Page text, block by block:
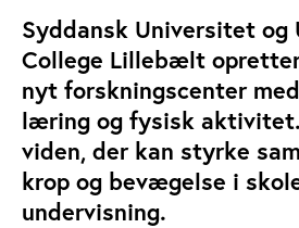
Syddansk Universitet og
College Lillebælt
nyt forskningscenter
læring og fysisk
viden, der kan styrke
krop og bevægelse i
undervisning.